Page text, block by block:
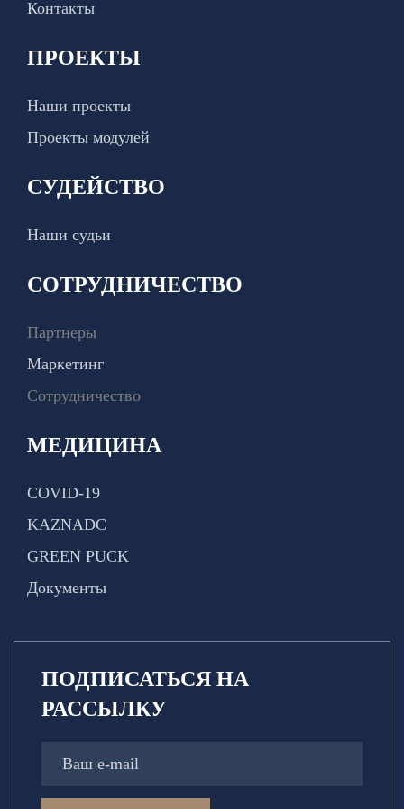
Контакты
ПРОЕКТЫ
Наши проекты
Проекты модулей
СУДЕЙСТВО
Наши судьи
СОТРУДНИЧЕСТВО
Партнеры
Маркетинг
Сотрудничество
МЕДИЦИНА
COVID-19
KAZNADC
GREEN PUCK
Документы
ПОДПИСАТЬСЯ НА
РАССЫЛКУ